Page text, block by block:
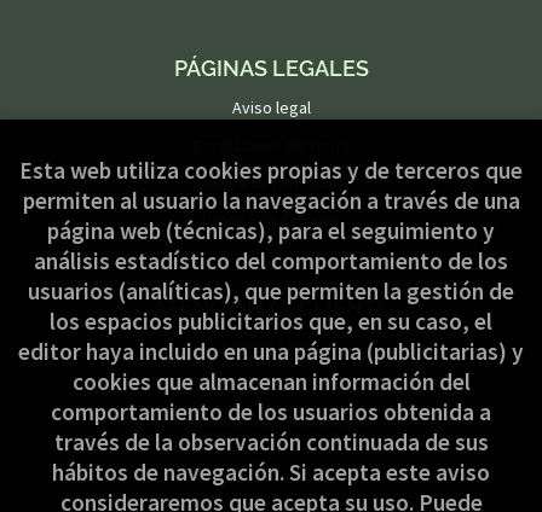
PÁGINAS LEGALES
Aviso legal
Política de privacidad
Política de Cookies
ATENCIÓN AL CLIENTE
Quiénes somos
Pedidos especiales
Formulario de desistimiento
Esta web utiliza cookies propias y de terceros que
permiten al usuario la navegación a través de una
página web (técnicas), para el seguimiento y
análisis estadístico del comportamiento de los
usuarios (analíticas), que permiten la gestión de
los espacios publicitarios que, en su caso, el
editor haya incluido en una página (publicitarias) y
cookies que almacenan información del
comportamiento de los usuarios obtenida a
través de la observación continuada de sus
hábitos de navegación. Si acepta este aviso
consideraremos que acepta su uso. Puede